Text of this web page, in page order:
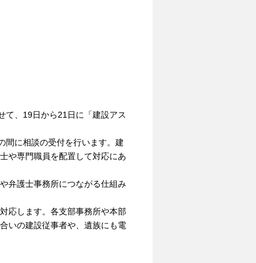
て、19日から21日に「建設アス
間に相談の受付を行います。建
や専門職員を配置して対応にあ
弁護士事務所につながる仕組み
応します。各支部事務所や本部
いの建設従事者や、遺族にも電